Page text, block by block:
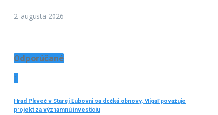
2. augusta 2026
Odporúčané
1
Hrad Plaveč v Starej Ľubovni sa dočká obnovy, Migaľ považuje
projekt za významnú investíciu